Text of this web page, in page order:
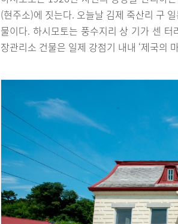
(현주소)에 짓는다. 오늘날 김제 죽산리 구
물이다. 하시모토는 풍수지리 상 기가 센
장관리소 건물은 일제 강점기 내내 ‘제국의